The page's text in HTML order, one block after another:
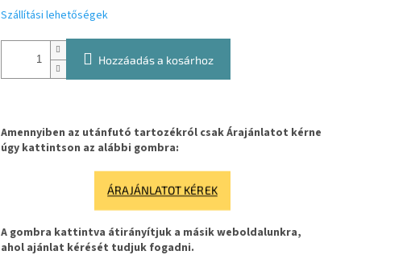
Szállítási lehetőségek
Hozzáadás a kosárhoz
Amennyiben az utánfutó tartozékról csak Árajánlatot kérne
úgy kattintson az alábbi gombra:
ÁRAJÁNLATOT KÉREK
A gombra kattintva átirányítjuk a másik weboldalunkra,
ahol ajánlat kérését tudjuk fogadni.